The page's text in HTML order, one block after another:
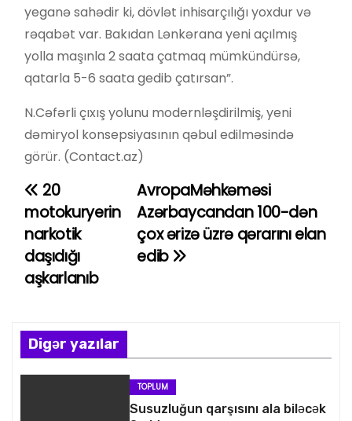
yeganə sahədir ki, dövlət inhisarçılığı yoxdur və
rəqabət var. Bakıdan Lənkərana yeni açılmış
yolla maşınla 2 saata çatmaq mümkündürsə,
qatarla 5-6 saata gedib çatırsan”.
N.Cəfərli çıxış yolunu modernləşdirilmiş, yeni
dəmiryol konsepsiyasının qəbul edilməsində
görür. (Contact.az)
Y
a
z
n
a
AvropaMəhkəməsi
Azərbaycandan 100-dən
çox ərizə üzrə qərarını elan
edib
20
motokuryerin
narkotik
daşıdığı
aşkarlanıb
Digər yazılar
TOPLUM
Susuzluğun qarşısını ala biləcək